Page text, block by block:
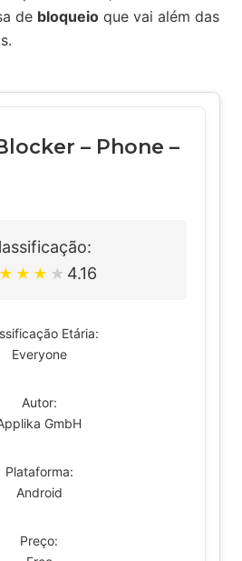
de bloqueio que vai além das
– Phone –
★ ★ ★ ★ 4.16
Etária:
Everyone
Autor:
GmbH
Plataforma:
Android
Preço: